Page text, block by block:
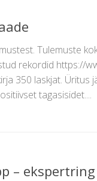
Tulemuste
rekordid https://
350 laskjat. Üritus
tagasisidet....
– ekspertring